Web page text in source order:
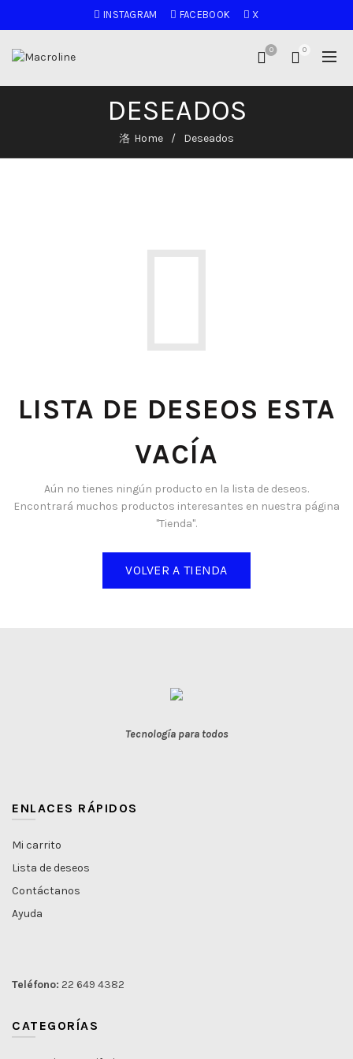
INSTAGRAM FACEBOOK X
0 0
DESEADOS
Home Deseados
LISTA DE DESEOS ESTA
VACÍA
Aún no tienes ningún producto en la lista de deseos.
Encontrará muchos productos interesantes en nuestra página
"Tienda".
VOLVER A TIENDA
Tecnología para todos
ENLACES RÁPIDOS
Mi carrito
Lista de deseos
Contáctanos
Ayuda
Teléfono: 22 649 4382
CATEGORÍAS